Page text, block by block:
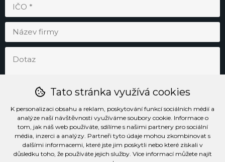
Odesláním souhlasím se zpracováním osobních údajů
Tato stránka využívá cookies
K personalizaci obsahu a reklam, poskytování funkcí sociálních médií a
analýze naší návštěvnosti využíváme soubory cookie. Informace o
tom, jak náš web používáte, sdílíme s našimi partnery pro sociální
média, inzerci a analýzy. Partneři tyto údaje mohou zkombinovat s
dalšími informacemi, které jste jim poskytli nebo které získali v
důsledku toho, že používáte jejich služby. Více informací můžete najít